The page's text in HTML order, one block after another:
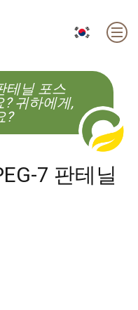
CS KO
테닐 포스
귀하에게,
?
7 판테닐